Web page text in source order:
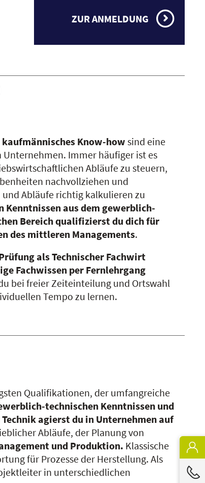
ZUR ANMELDUNG
kaufmännisches Know-how sind eine
Immer häufiger ist es
Abläufe zu steuern,
nachvollziehen und
Abläufe richtig kalkulieren zu
aus dem gewerblich-
Bereich qualifizierst du dich für
des mittleren Managements.
als Technischer Fachwirt
Fachwissen per Fernlehrgang
bei freier Zeiteinteilung und Ortswahl
Tempo zu lernen.
Qualifikationen, der umfangreiche
technischen Kenntnissen und
agierst du in Unternehmen auf
Abläufe, der Planung von
und Produktion. Klassische
für Prozesse der Herstellung. Als
in unterschiedlichen